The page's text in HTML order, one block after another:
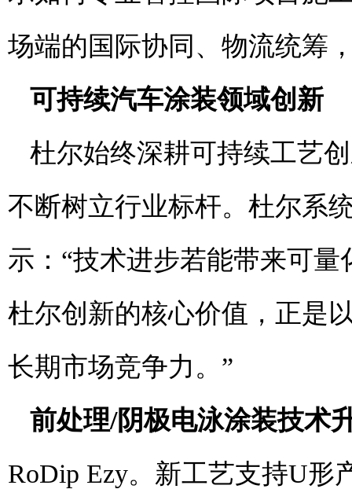
场端的国际协同、物流统筹
可持续汽车涂装领域创新
杜尔始终深耕可持续工艺
不断树立行业标杆。杜尔系
示：“技术进步若能带来可
杜尔创新的核心价值，正是
长期市场竞争力。”
前处理/阴极电泳涂装技术
RoDip Ezy。新工艺支持U形